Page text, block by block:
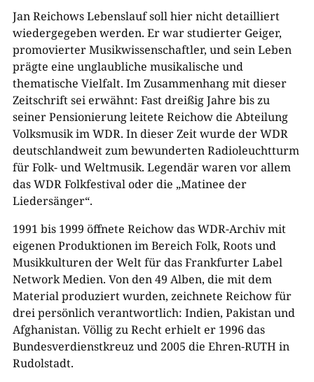
Jan Reichows Lebenslauf soll hier nicht detailliert
wiedergegeben werden. Er war studierter Geiger,
promovierter Musikwissenschaftler, und sein Leben
prägte eine unglaubliche musikalische und
thematische Vielfalt. Im Zusammenhang mit dieser
Zeitschrift sei erwähnt: Fast dreißig Jahre bis zu
seiner Pensionierung leitete Reichow die Abteilung
Volksmusik im WDR. In dieser Zeit wurde der WDR
deutschlandweit zum bewunderten Radioleuchtturm
für Folk- und Weltmusik. Legendär waren vor allem
das WDR Folkfestival oder die „Matinee der
Liedersänger“.
1991 bis 1999 öffnete Reichow das WDR-Archiv mit
eigenen Produktionen im Bereich Folk, Roots und
Musikkulturen der Welt für das Frankfurter Label
Network Medien. Von den 49 Alben, die mit dem
Material produziert wurden, zeichnete Reichow für
drei persönlich verantwortlich: Indien, Pakistan und
Afghanistan. Völlig zu Recht erhielt er 1996 das
Bundesverdienstkreuz und 2005 die Ehren-RUTH in
Rudolstadt.